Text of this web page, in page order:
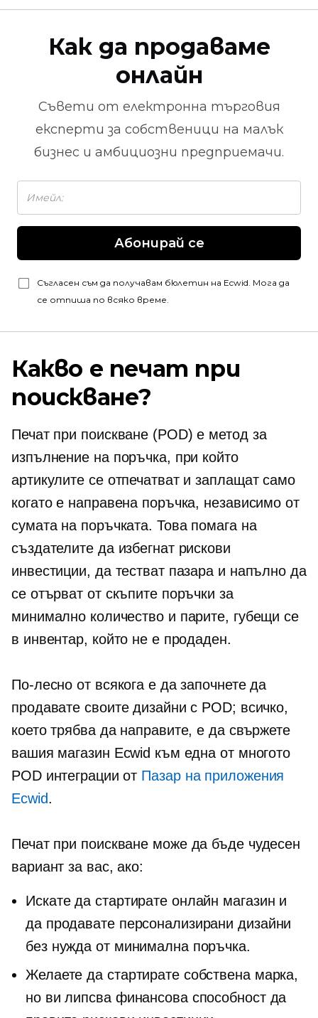
Как да продаваме
онлайн
Съвети от електронна търговия
експерти за собственици на малък
бизнес и амбициозни предприемачи.
Абонирай се
Съгласен съм да получавам бюлетин на Ecwid. Мога да
се отпиша по всяко време.
Какво е печат при
поискване?
Печат при поискване (POD) е метод за
изпълнение на поръчка, при който
артикулите се отпечатват и заплащат само
когато е направена поръчка, независимо от
сумата на поръчката. Това помага на
създателите да избегнат рискови
инвестиции, да тестват пазара и напълно да
се отърват от скъпите поръчки за
минимално количество и парите, губещи се
в инвентар, който не е продаден.
По-лесно от всякога е да започнете да
продавате своите дизайни с POD; всичко,
което трябва да направите, е да свържете
вашия магазин Ecwid към една от многото
POD интеграции от Пазар на приложения
Ecwid.
Печат при поискване може да бъде чудесен
вариант за вас, ако:
Искате да стартирате онлайн магазин и
да продавате персонализирани дизайни
без нужда от минимална поръчка.
Желаете да стартирате собствена марка,
но ви липсва финансова способност да